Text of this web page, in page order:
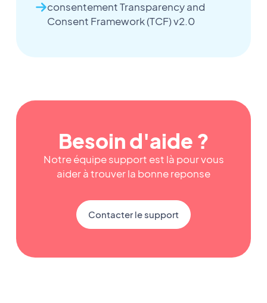
consentement Transparency and
Consent Framework (TCF) v2.0
Besoin d'aide ?
Notre équipe support est là pour vous
aider à trouver la bonne reponse
Contacter le support